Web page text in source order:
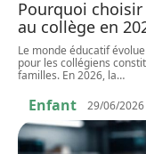
Pourquoi
au collège en
Le monde éducatif
pour les collégiens
familles. En 2026, la…
Enfant 29/06/2026